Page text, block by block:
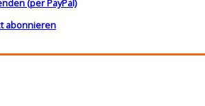
(per PayPal)
abonnieren